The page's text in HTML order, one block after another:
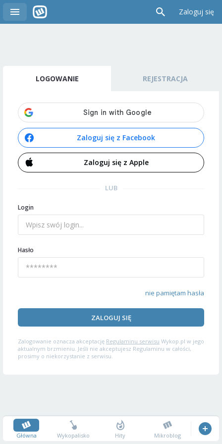
Zaloguj się
LOGOWANIE REJESTRACJA
Zaloguj się z Facebook
Zaloguj się z Apple
LUB
Login
Hasło
nie pamiętam hasła
ZALOGUJ SIĘ
Zalogowanie oznacza akceptację Regulaminu serwisu Wykop.pl w jego
aktualnym brzmieniu. Jeśli nie akceptujesz Regulaminu w całości,
prosimy o niekorzystanie z serwisu.
Główna Wykopalisko Hity Mikroblog